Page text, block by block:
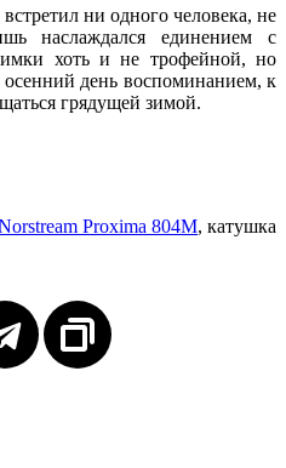
ни одного человека, не
наслаждался единением с
хоть и не трофейной, но
день воспоминанием, к
грядущей зимой.
Proxima 804M, катушка